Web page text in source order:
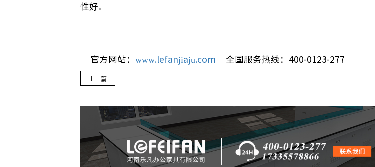
性好。
官方网站：www.lefanjiaju.com 全国服务热线：400-0123-277
上一篇